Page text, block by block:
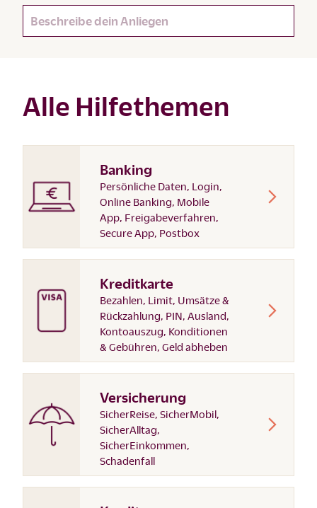
Alle Hilfethemen
Banking
Persönliche Daten, Login,
Online Banking, Mobile
App, Freigabeverfahren,
Secure App, Postbox
Kreditkarte
Bezahlen, Limit, Umsätze &
Rückzahlung, PIN, Ausland,
Kontoauszug, Konditionen
& Gebühren, Geld abheben
Versicherung
SicherReise, SicherMobil,
SicherAlltag,
SicherEinkommen,
Schadenfall